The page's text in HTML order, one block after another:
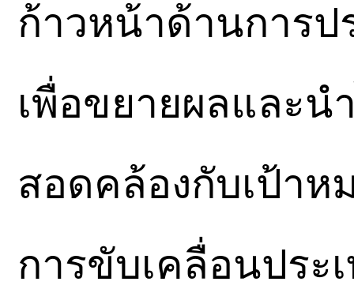
ก้าวหน้าด้านการ
เพื่อขยายผลและน
สอดคล้องกับเป้าห
การขับเคลื่อนประ